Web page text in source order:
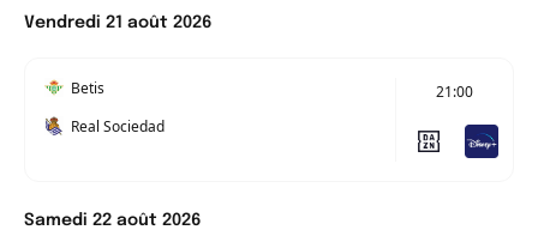
Vendredi 21 août 2026
Betis
Real Sociedad
21:00
Samedi 22 août 2026